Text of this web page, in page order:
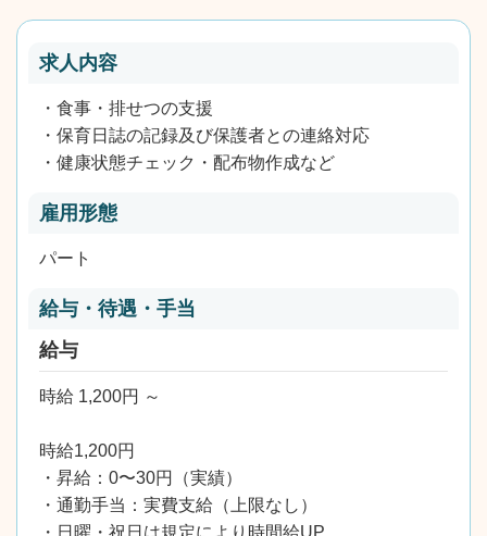
求人内容
・食事・排せつの支援
・保育日誌の記録及び保護者との連絡対応
・健康状態チェック・配布物作成など
雇用形態
パート
給与・待遇・手当
給与
時給 1,200円 ～
時給1,200円
・昇給：0〜30円（実績）
・通勤手当：実費支給（上限なし）
・日曜・祝日は規定により時間給UP